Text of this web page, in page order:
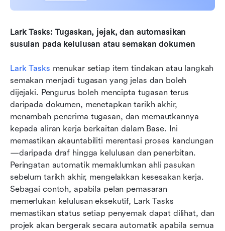
Lark Tasks: Tugaskan, jejak, dan automasikan
susulan pada kelulusan atau semakan dokumen
Lark Tasks menukar setiap item tindakan atau langkah
semakan menjadi tugasan yang jelas dan boleh
dijejaki. Pengurus boleh mencipta tugasan terus
daripada dokumen, menetapkan tarikh akhir,
menambah penerima tugasan, dan memautkannya
kepada aliran kerja berkaitan dalam Base. Ini
memastikan akauntabiliti merentasi proses kandungan
—daripada draf hingga kelulusan dan penerbitan.
Peringatan automatik memaklumkan ahli pasukan
sebelum tarikh akhir, mengelakkan kesesakan kerja.
Sebagai contoh, apabila pelan pemasaran
memerlukan kelulusan eksekutif, Lark Tasks
memastikan status setiap penyemak dapat dilihat, dan
projek akan bergerak secara automatik apabila semua